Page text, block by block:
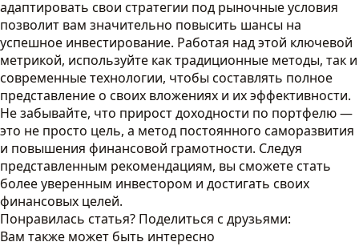
адаптировать свои стратегии под рыночные условия
позволит вам значительно повысить шансы на
успешное инвестирование. Работая над этой ключевой
метрикой, используйте как традиционные методы, так и
современные технологии, чтобы составлять полное
представление о своих вложениях и их эффективности.
Не забывайте, что прирост доходности по портфелю —
это не просто цель, а метод постоянного саморазвития
и повышения финансовой грамотности. Следуя
представленным рекомендациям, вы сможете стать
более уверенным инвестором и достигать своих
финансовых целей.
Понравилась статья? Поделиться с друзьями:
Вам также может быть интересно